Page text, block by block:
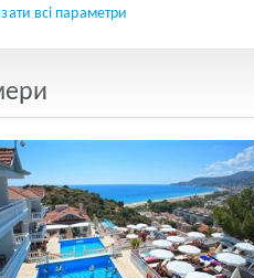
всі параметри